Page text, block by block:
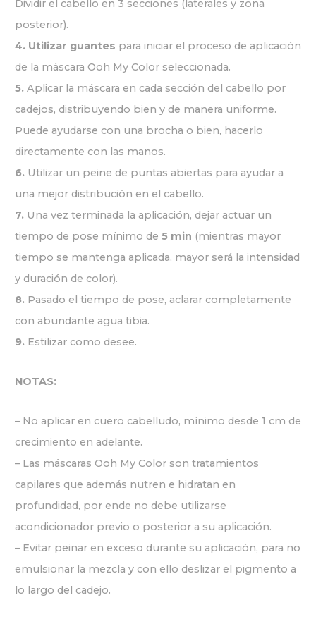
Dividir el cabello en 3 secciones (laterales y zona
posterior).
4. Utilizar guantes para iniciar el proceso de aplicación
de la máscara Ooh My Color seleccionada.
5.Aplicar la máscara en cada sección del cabello por
cadejos, distribuyendo bien y de manera uniforme.
Puede ayudarse con una brocha o bien, hacerlo
directamente con las manos.
6.Utilizar un peine de puntas abiertas para ayudar a
una mejor distribución en el cabello.
7.Una vez terminada la aplicación, dejar actuar un
tiempo de pose mínimo de 5 min (mientras mayor
tiempo se mantenga aplicada, mayor será la intensidad
y duración de color).
8.Pasado el tiempo de pose, aclarar completamente
con abundante agua tibia.
9.Estilizar como desee.
NOTAS:
– No aplicar en cuero cabelludo, mínimo desde 1 cm de
crecimiento en adelante.
– Las máscaras Ooh My Color son tratamientos
capilares que además nutren e hidratan en
profundidad, por ende no debe utilizarse
acondicionador previo o posterior a su aplicación.
– Evitar peinar en exceso durante su aplicación, para no
emulsionar la mezcla y con ello deslizar el pigmento a
lo largo del cadejo.